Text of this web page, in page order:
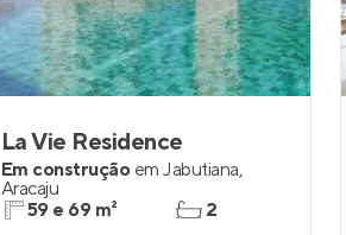
La Vie Residence
Em construção em Jabutiana,
Aracaju
59 e 69 m²
2